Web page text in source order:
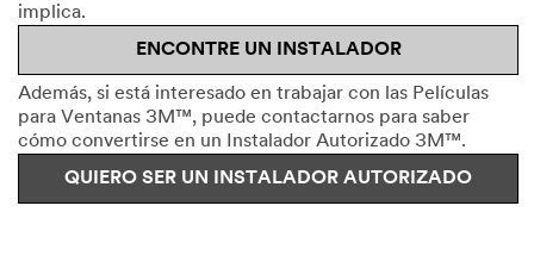
implica.
ENCONTRE UN INSTALADOR
Además, si está interesado en trabajar con las Películas
para Ventanas 3M™, puede contactarnos para saber
cómo convertirse en un Instalador Autorizado 3M™.
QUIERO SER UN INSTALADOR AUTORIZADO